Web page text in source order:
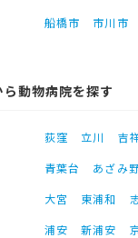
船橋市 市川市
動物病院を探す
荻窪 立川 吉
青葉台 あざみ
大宮 東浦和
浦安 新浦安